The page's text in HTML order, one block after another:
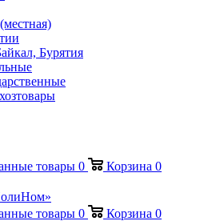
Бурятия
товары 0 Корзина 0
товары 0 Корзина 0